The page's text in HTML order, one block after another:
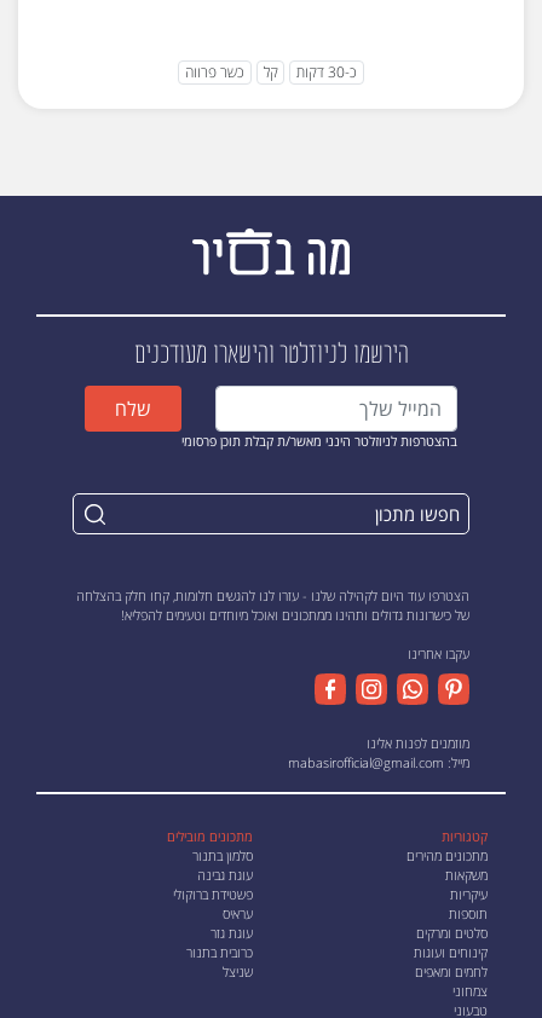
כ-30 דקות קל כשר פרווה
הירשמו לניוזלטרוהישארו מעודכנים
בהצטרפות לניוזלטר הינני מאשר/ת קבלת תוכן פרסומי
שלח
הצטרפו עוד היום לקהילה שלנו - עזרו לנו להגשים חלומות, קחו חלק בהצלחה
של כישרונות גדולים ותהינו ממתכונים ואוכל מיוחדים וטעימים להפליא!
עקבו אחרינו
מוזמנים לפנות אלינו
מייל: mabasirofficial@gmail.com
קטגוריות
מתכונים מהירים
משקאות
עיקריות
תוספות
סלטים ומרקים
קינוחים ועוגות
לחמים ומאפים
צמחוני
טבעוני
מתכונים מובילים
סלמון בתנור
עוגת גבינה
פשטידת ברוקולי
עראיס
עוגת גזר
כרובית בתנור
שניצל